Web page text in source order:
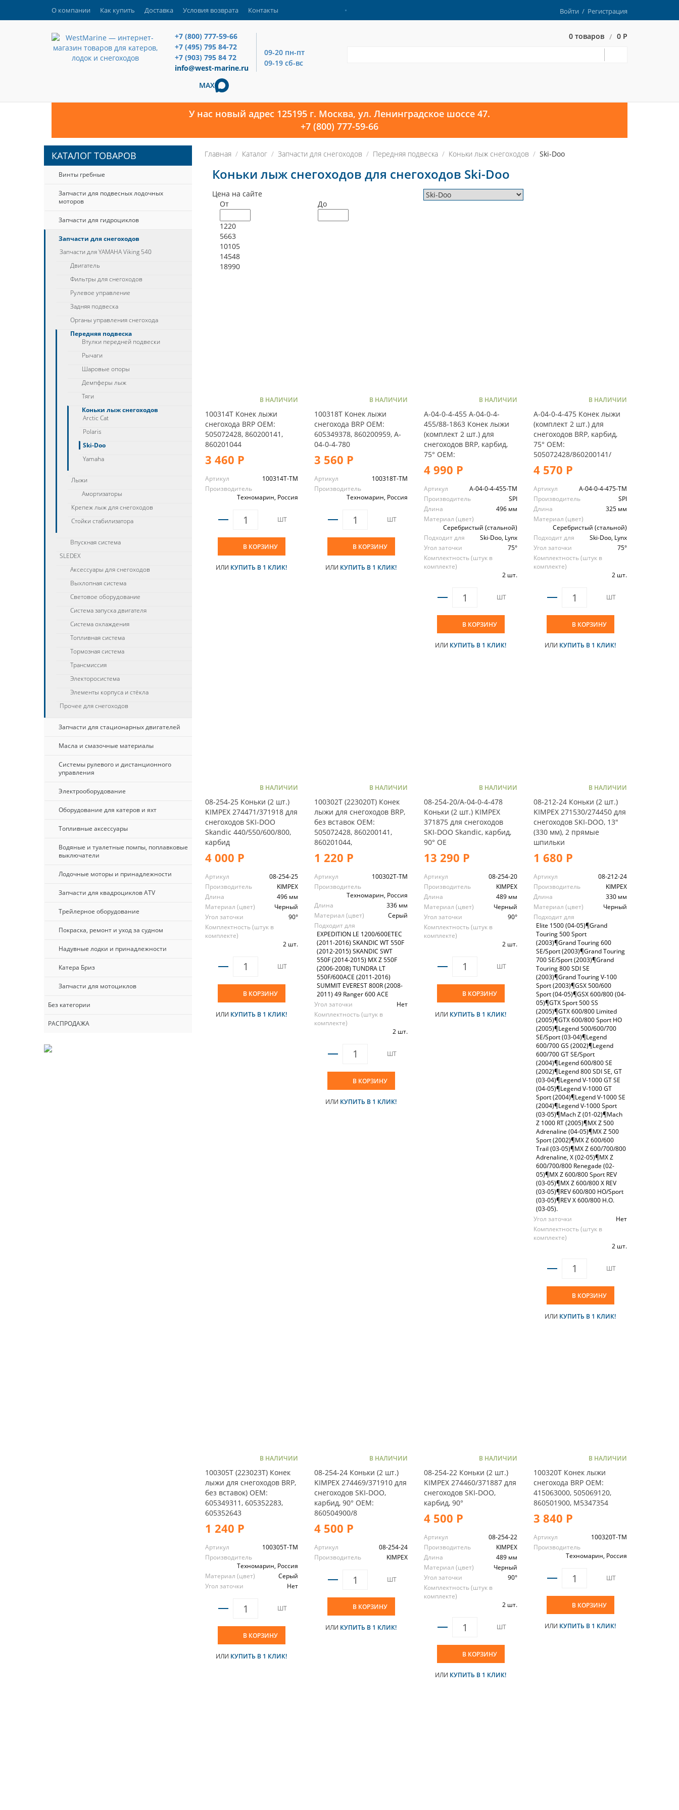
О компании Как купить Доставка Условия возврата Контакты Войти / Регистрация
+7 (800) 777-59-66
+7 (495) 795 84-72
+7 (903) 795 84 72
info@west-marine.ru
09-20 пн-пт
09-19 сб-вс
MAX
0 товаров / 0 Р
У нас новый адрес 125195 г. Москва, ул. Ленинградское шоссе 47.
+7 (800) 777-59-66
Главная Каталог Запчасти для снегоходов Передняя подвеска Коньки лыж снегоходов Ski-Doo
Коньки лыж снегоходов для снегоходов Ski-Doo
Цена на сайте
От
До
1220
5663
10105
14548
18990
В НАЛИЧИИ
100314T Конек лыжи
снегохода BRP OEM:
505072428, 860200141,
860201044
3 460 Р
Артикул
100314T-TM
Производитель
Техномарин, Россия
ШТ
В КОРЗИНУ
ИЛИ КУПИТЬ В 1 КЛИК!
В НАЛИЧИИ
100318T Конек лыжи
снегохода BRP OEM:
605349378, 860200959, A-
04-0-4-780
3 560 Р
Артикул
100318T-TM
Производитель
Техномарин, Россия
ШТ
В КОРЗИНУ
ИЛИ КУПИТЬ В 1 КЛИК!
В НАЛИЧИИ
A-04-0-4-455 A-04-0-4-
455/88-1863 Конек лыжи
(комплект 2 шт.) для
снегоходов BRP, карбид,
75° OEM:
4 990 Р
Артикул
A-04-0-4-455-TM
Производитель
SPI
Длина
496 мм
Материал (цвет)
Серебристый (стальной)
Подходит для
Ski-Doo, Lynx
Угол заточки
75°
Комплектность (штук в
комплекте)
2 шт.
ШТ
В КОРЗИНУ
ИЛИ КУПИТЬ В 1 КЛИК!
В НАЛИЧИИ
A-04-0-4-475 Конек лыжи
(комплект 2 шт.) для
снегоходов BRP, карбид,
75° OEM:
505072428/860200141/
4 570 Р
Артикул
A-04-0-4-475-TM
Производитель
SPI
Длина
325 мм
Материал (цвет)
Серебристый (стальной)
Подходит для
Ski-Doo, Lynx
Угол заточки
75°
Комплектность (штук в
комплекте)
2 шт.
ШТ
В КОРЗИНУ
ИЛИ КУПИТЬ В 1 КЛИК!
В НАЛИЧИИ
08-254-25 Коньки (2 шт.)
KIMPEX 274471/371918 для
снегоходов SKI-DOO
Skandic 440/550/600/800,
карбид
4 000 Р
Артикул
08-254-25
Производитель
KIMPEX
Длина
496 мм
Материал (цвет)
Черный
Угол заточки
90°
Комплектность (штук в
комплекте)
2 шт.
ШТ
В КОРЗИНУ
ИЛИ КУПИТЬ В 1 КЛИК!
В НАЛИЧИИ
100302T (223020T) Конек
лыжи для снегоходов BRP,
без вставок OEM:
505072428, 860200141,
860201044,
1 220 Р
Артикул
100302T-TM
Производитель
Техномарин, Россия
Длина
336 мм
Материал (цвет)
Серый
Подходит для
EXPEDITION LE 1200/600ETEC
(2011-2016) SKANDIC WT 550F
(2012-2015) SKANDIC SWT
550F (2014-2015) MX Z 550F
(2006-2008) TUNDRA LT
550F/600ACE (2011-2016)
SUMMIT EVEREST 800R (2008-
2011) 49 Ranger 600 ACE
Угол заточки
Нет
Комплектность (штук в
комплекте)
2 шт.
ШТ
В КОРЗИНУ
ИЛИ КУПИТЬ В 1 КЛИК!
В НАЛИЧИИ
08-254-20/A-04-0-4-478
Коньки (2 шт.) KIMPEX
371875 для снегоходов
SKI-DOO Skandic, карбид,
90° OE
13 290 Р
Артикул
08-254-20
Производитель
KIMPEX
Длина
489 мм
Материал (цвет)
Черный
Угол заточки
90°
Комплектность (штук в
комплекте)
2 шт.
ШТ
В КОРЗИНУ
ИЛИ КУПИТЬ В 1 КЛИК!
В НАЛИЧИИ
08-212-24 Коньки (2 шт.)
KIMPEX 271530/274450 для
снегоходов SKI-DOO, 13"
(330 мм), 2 прямые
шпильки
1 680 Р
Артикул
08-212-24
Производитель
KIMPEX
Длина
330 мм
Материал (цвет)
Черный
Подходит для
Elite 1500 (04-05)¶Grand
Touring 500 Sport
(2003)¶Grand Touring 600
SE/Sport (2003)¶Grand Touring
700 SE/Sport (2003)¶Grand
Touring 800 SDI SE
(2003)¶Grand Touring V-100
Sport (2003)¶GSX 500/600
Sport (04-05)¶GSX 600/800 (04-
05)¶GTX Sport 500 SS
(2005)¶GTX 600/800 Limited
(2005)¶GTX 600/800 Sport HO
(2005)¶Legend 500/600/700
SE/Sport (03-04)¶Legend
600/700 GS (2002)¶Legend
600/700 GT SE/Sport
(2004)¶Legend 600/800 SE
(2002)¶Legend 800 SDI SE, GT
(03-04)¶Legend V-1000 GT SE
(04-05)¶Legend V-1000 GT
Sport (2004)¶Legend V-1000 SE
(2004)¶Legend V-1000 Sport
(03-05)¶Mach Z (01-02)¶Mach
Z 1000 RT (2005)¶MX Z 500
Adrenaline (04-05)¶MX Z 500
Sport (2002)¶MX Z 600/600
Trail (03-05)¶MX Z 600/700/800
Adrenaline, X (02-05)¶MX Z
600/700/800 Renegade (02-
05)¶MX Z 600/800 Sport REV
(03-05)¶MX Z 600/800 X REV
(03-05)¶REV 600/800 HO/Sport
(03-05)¶REV X 600/800 H.O.
(03-05).
Угол заточки
Нет
Комплектность (штук в
комплекте)
2 шт.
ШТ
В КОРЗИНУ
ИЛИ КУПИТЬ В 1 КЛИК!
В НАЛИЧИИ
100305T (223023T) Конек
лыжи для снегоходов BRP,
без вставок) OEM:
605349311, 605352283,
605352643
1 240 Р
Артикул
100305T-TM
Производитель
Техномарин, Россия
Материал (цвет)
Серый
Угол заточки
Нет
ШТ
В КОРЗИНУ
ИЛИ КУПИТЬ В 1 КЛИК!
В НАЛИЧИИ
08-254-24 Коньки (2 шт.)
KIMPEX 274469/371910 для
снегоходов SKI-DOO,
карбид, 90° OEM:
860504900/8
4 500 Р
Артикул
08-254-24
Производитель
KIMPEX
ШТ
В КОРЗИНУ
ИЛИ КУПИТЬ В 1 КЛИК!
В НАЛИЧИИ
08-254-22 Коньки (2 шт.)
KIMPEX 274460/371887 для
снегоходов SKI-DOO,
карбид, 90°
4 500 Р
Артикул
08-254-22
Производитель
KIMPEX
Длина
489 мм
Материал (цвет)
Черный
Угол заточки
90°
Комплектность (штук в
комплекте)
2 шт.
ШТ
В КОРЗИНУ
ИЛИ КУПИТЬ В 1 КЛИК!
В НАЛИЧИИ
100320T Конек лыжи
снегохода BRP OEM:
415063000, 505069120,
860501900, M5347354
3 840 Р
Артикул
100320T-TM
Производитель
Техномарин, Россия
ШТ
В КОРЗИНУ
ИЛИ КУПИТЬ В 1 КЛИК!
КАТАЛОГ ТОВАРОВ
Винты гребные
Запчасти для подвесных лодочных
моторов
Запчасти для гидроциклов
Запчасти для снегоходов
Запчасти для YAMAHA Viking 540
Двигатель
Фильтры для снегоходов
Рулевое управление
Задняя подвеска
Органы управления снегохода
Передняя подвеска
Втулки передней подвески
Рычаги
Шаровые опоры
Демпферы лыж
Тяги
Коньки лыж снегоходов
Arctic Cat
Polaris
Ski-Doo
Yamaha
Лыжи
Амортизаторы
Крепеж лыж для снегоходов
Стойки стабилизатора
Впускная система
SLEDEX
Аксессуары для снегоходов
Выхлопная система
Световое оборудование
Система запуска двигателя
Система охлаждения
Топливная система
Тормозная система
Трансмиссия
Электоросистема
Элементы корпуса и стёкла
Прочее для снегоходов
Запчасти для стационарных двигателей
Масла и смазочные материалы
Системы рулевого и дистанционного
управления
Электрооборудование
Оборудование для катеров и яхт
Топливные аксессуары
Водяные и туалетные помпы, поплавковые
выключатели
Лодочные моторы и принадлежности
Запчасти для квадроциклов ATV
Трейлерное оборудование
Покраска, ремонт и уход за судном
Надувные лодки и принадлежности
Катера Бриз
Запчасти для мотоциклов
Без категории
РАСПРОДАЖА